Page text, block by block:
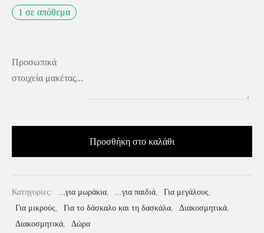
1 σε απόθεμα
Προσωπικά
στοιχεία μακέτας...
Προσθήκη στο καλάθι
Κατηγορίες: ...για μωράκια, ...για παιδιά, Για μεγάλους,
Για μικρούς
Για το δάσκαλο και τη δασκάλα Διακοσμητικά
Διακοσμητικά
Δώρα